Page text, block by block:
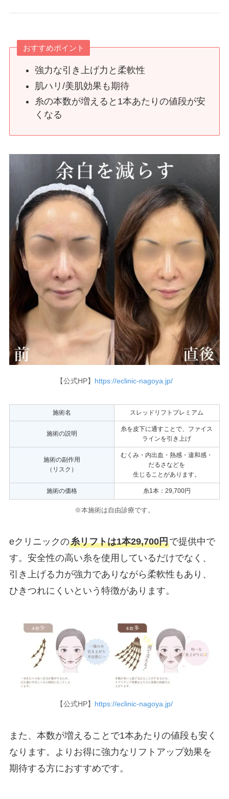
おすすめポイント
強力な引き上げ力と柔軟性
肌ハリ/美肌効果も期待
糸の本数が増えると1本あたりの値段が安
くなる
【公式HP】 https://eclinic-nagoya.jp/
施術名 スレッドリフトプレミアム
施術の説明
糸を皮下に通すことで、ファイス
ラインを引き上げ
施術の副作用
（リスク）
むくみ・内出血・熱感・違和感・
だるさなどを
生じることがあります。
施術の価格 糸1本：29,700円
※本施術は自由診療です。
eクリニックの糸リフトは1本29,700円で提供中で
す。安全性の高い糸を使用しているだけでなく、
引き上げる力が強力でありながら柔軟性もあり、
ひきつれにくいという特徴があります。
【公式HP】 https://eclinic-nagoya.jp/
また、本数が増えることで1本あたりの値段も安く
なります。よりお得に強力なリフトアップ効果を
期待する方におすすめです。